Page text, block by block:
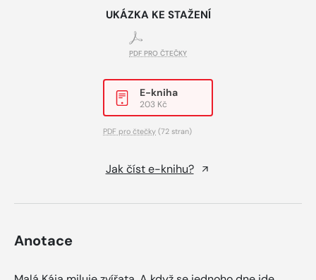
UKÁZKA KE STAŽENÍ
PDF PRO ČTEČKY
E-kniha
203 Kč
PDF pro čtečky (72 stran)
Jak číst e-knihu?
Anotace